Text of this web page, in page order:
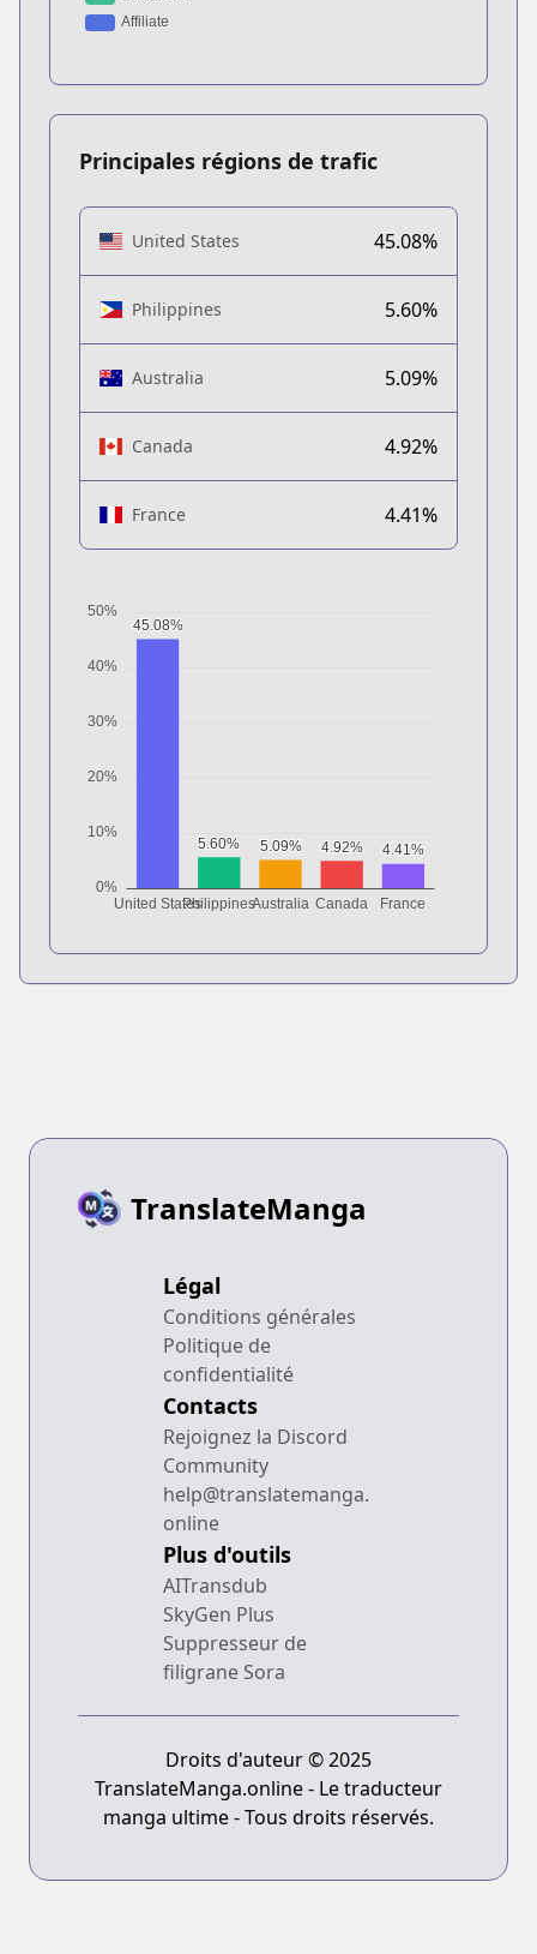
Principales régions de trafic
United States 45.08%
Philippines 5.60%
Australia 5.09%
Canada 4.92%
France 4.41%
TranslateManga
Légal
Conditions générales
Politique de
confidentialité
Contacts
Rejoignez la Discord
Community
help@translatemanga.
online
Plus d'outils
AITransdub
SkyGen Plus
Suppresseur de
filigrane Sora
Droits d'auteur © 2025
TranslateManga.online - Le traducteur
manga ultime - Tous droits réservés.